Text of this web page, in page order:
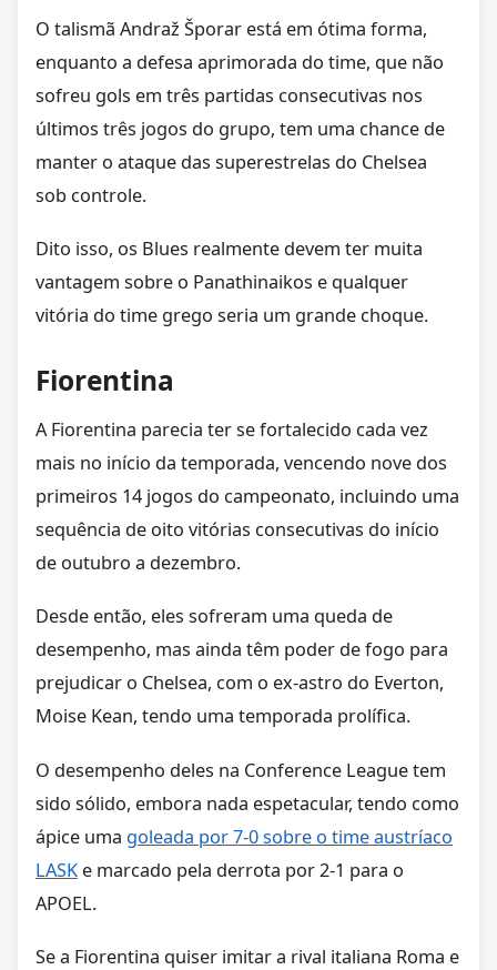
O talismã Andraž Šporar está em ótima forma,
enquanto a defesa aprimorada do time, que não
sofreu gols em três partidas consecutivas nos
últimos três jogos do grupo, tem uma chance de
manter o ataque das superestrelas do Chelsea
sob controle.
Dito isso, os Blues realmente devem ter muita
vantagem sobre o Panathinaikos e qualquer
vitória do time grego seria um grande choque.
Fiorentina
A Fiorentina parecia ter se fortalecido cada vez
mais no início da temporada, vencendo nove dos
primeiros 14 jogos do campeonato, incluindo uma
sequência de oito vitórias consecutivas do início
de outubro a dezembro.
Desde então, eles sofreram uma queda de
desempenho, mas ainda têm poder de fogo para
prejudicar o Chelsea, com o ex-astro do Everton,
Moise Kean, tendo uma temporada prolífica.
O desempenho deles na Conference League tem
sido sólido, embora nada espetacular, tendo como
ápice uma goleada por 7-0 sobre o time austríaco
LASK e marcado pela derrota por 2-1 para o
APOEL.
Se a Fiorentina quiser imitar a rival italiana Roma e